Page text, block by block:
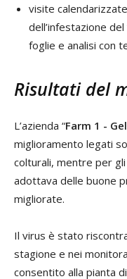
visite
dell’infestazione
foglie e analisi con
Risultati del
L’azienda “Farm 1 -
miglioramento legati
colturali, mentre per
adottava delle buone
migliorate.
Il virus è stato
stagione e nei
consentito alla pianta